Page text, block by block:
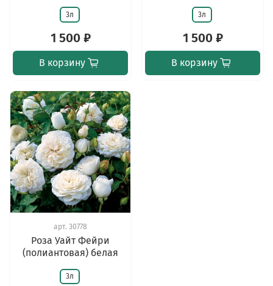
3л
1 500 ₽
В корзину
3л
1 500 ₽
В корзину
арт. 30778
Роза Уайт Фейри
(полиантовая) белая
3л